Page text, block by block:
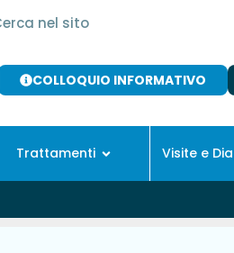
COLLOQUIO INFORMATIVO
Trattamenti Visite e